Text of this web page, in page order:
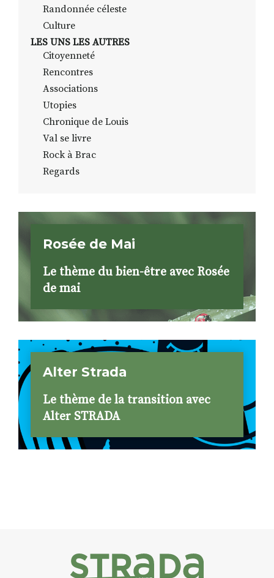
Randonnée céleste
Culture
LES UNS LES AUTRES
Citoyenneté
Rencontres
Associations
Utopies
Chronique de Louis
Val se livre
Rock à Brac
Regards
Rosée de Mai
Le thème du bien-être avec Rosée
de mai
Alter Strada
Le thème de la transition avec
Alter STRADA